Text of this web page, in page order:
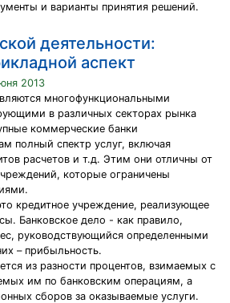
и варианты принятия решений.
деятельности:
аспект
2013
многофункциональными
в различных секторах рынка
коммерческие банки
полный спектр услуг, включая
расчетов и т.д. Этим они отличны от
которые ограничены
кредитное учреждение, реализующее
Банковское дело - как правило,
руководствующийся определенными
– прибыльность.
из разности процентов, взимаемых с
им по банковским операциям, а
сборов за оказываемые услуги.